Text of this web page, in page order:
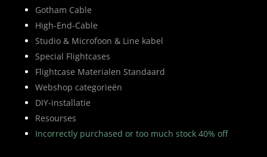
Gotham Cable
High-End-Cable
Studio & Microfoon & Line kabel
Special Flightcases
Flightcase Materialen Standaard
Webshop categorieën
DIY-installatie
Resourses
Incorrectly purchased or too much stock 40% off